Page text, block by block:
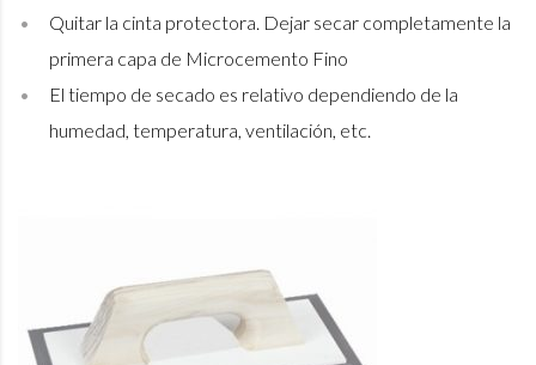
Quitar la cinta protectora. Dejar secar completamente la
primera capa de Microcemento Fino
El tiempo de secado es relativo dependiendo de la
humedad, temperatura, ventilación, etc.